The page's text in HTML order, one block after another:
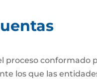
proceso conformado
los que las